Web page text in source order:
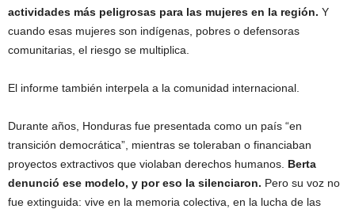
actividades más peligrosas para las mujeres en la región. Y
cuando esas mujeres son indígenas, pobres o defensoras
comunitarias, el riesgo se multiplica.
El informe también interpela a la comunidad internacional.
Durante años, Honduras fue presentada como un país “en
transición democrática”, mientras se toleraban o financiaban
proyectos extractivos que violaban derechos humanos. Berta
denunció ese modelo, y por eso la silenciaron. Pero su voz no
fue extinguida: vive en la memoria colectiva, en la lucha de las